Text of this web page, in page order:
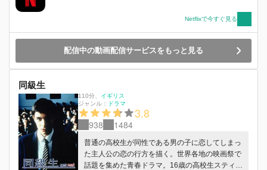
Netflixで今すぐ見る
配信中の動画配信サービスをもっと見る
同級生
110分
イギリス
ジャンル：
ドラマ
3.8
938 1484
普通の高校生が同性である男の子に恋してしまっ
た主人公の恋の行方を描く。世界各地の映画祭で
話題を集めた青春ドラマ。16歳の高校生スティー